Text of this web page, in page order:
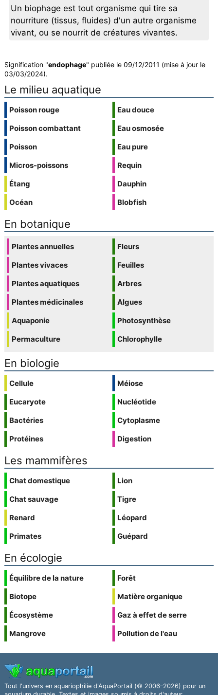
Un biophage est tout organisme qui tire sa
nourriture (tissus, fluides) d'un autre organisme
vivant, ou se nourrit de créatures vivantes.
Signification "endophage" publiée le 09/12/2011 (mise à jour le
03/03/2024).
Le milieu aquatique
Poisson rouge
Poisson combattant
Poisson
Micros-poissons
Étang
Océan
Eau douce
Eau osmosée
Eau pure
Requin
Dauphin
Blobfish
En botanique
Plantes annuelles
Plantes vivaces
Plantes aquatiques
Plantes médicinales
Aquaponie
Permaculture
Fleurs
Feuilles
Arbres
Algues
Photosynthèse
Chlorophylle
En biologie
Cellule
Eucaryote
Bactéries
Protéines
Méiose
Nucléotide
Cytoplasme
Digestion
Les mammifères
Chat domestique
Chat sauvage
Renard
Primates
Lion
Tigre
Léopard
Guépard
En écologie
Équilibre de la nature
Biotope
Écosystème
Mangrove
Forêt
Matière organique
Gaz à effet de serre
Pollution de l'eau
Tout l'univers en aquariophilie d'AquaPortail (© 2006–2026) pour un